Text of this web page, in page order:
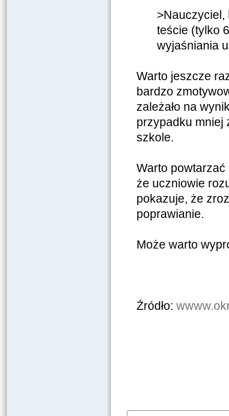
>Nauczyciel,
teście (tylko
wyjaśniania
Warto jeszcze
bardzo
zależało na
przypadku mniej
szkole.
Warto powtarzać
że uczniowie
pokazuje, że
poprawianie.
Może warto
Źródło: